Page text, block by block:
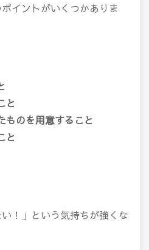
イントがいくつかありま
と
ものを用意すること
と
！」という気持ちが強くな